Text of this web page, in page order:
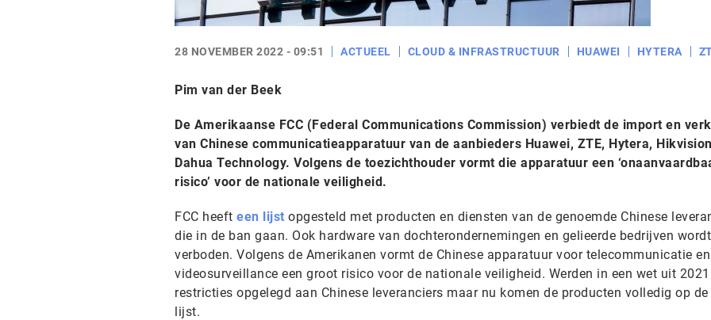
28 NOVEMBER 2022 - 09:51 ACTUEEL CLOUD & INFRASTRUCTUUR HUAWEI HYTERA
Pim van der Beek
De Amerikaanse FCC (Federal Communications Commission) verbiedt de import en
van Chinese communicatieapparatuur van de aanbieders Huawei, ZTE, Hytera,
Dahua Technology. Volgens de toezichthouder vormt die apparatuur een
risico’ voor de nationale veiligheid.
FCC heeft een lijst opgesteld met producten en diensten van de genoemde Chinese
die in de ban gaan. Ook hardware van dochterondernemingen en gelieerde bedrijven wordt
verboden. Volgens de Amerikanen vormt de Chinese apparatuur voor telecommunicatie en
videosurveillance een groot risico voor de nationale veiligheid. Werden in een wet uit
restricties opgelegd aan Chinese leveranciers maar nu komen de producten volledig op
lijst.